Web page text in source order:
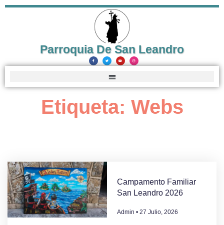
Parroquia De San Leandro
Etiqueta: Webs
Campamento Familiar
San Leandro 2026
Admin 27 Julio, 2026